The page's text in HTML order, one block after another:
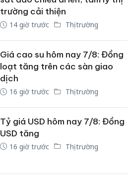
trường cải thiện
14 giờ trước Thị trường
Giá cao su hôm nay 7/8: Đồng
loạt tăng trên các sàn giao
dịch
16 giờ trước Thị trường
Tỷ giá USD hôm nay 7/8: Đồng
USD tăng
16 giờ trước Thị trường